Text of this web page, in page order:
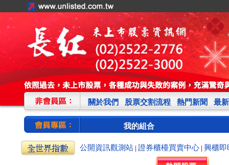
關於我們 股票交割流程 熱門新聞 最
我的組合
公開資訊觀測站 證券櫃檯買賣中心 興櫃即